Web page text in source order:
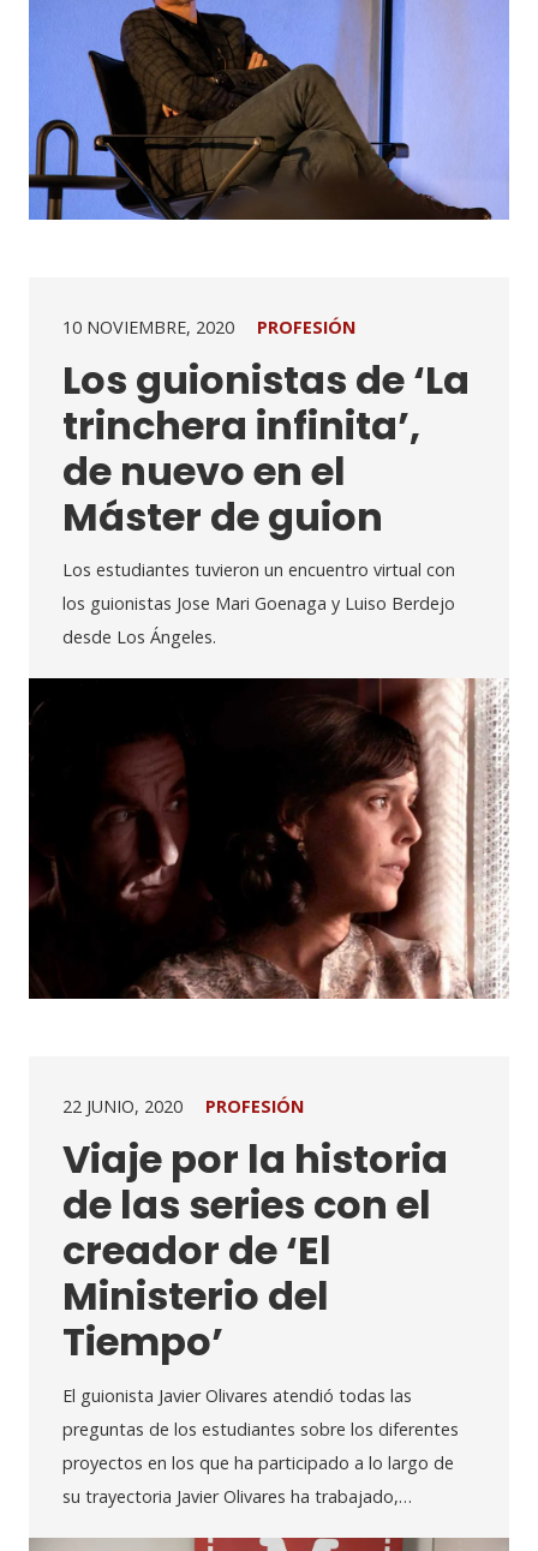
10 NOVIEMBRE, 2020 PROFESIÓN
Los guionistas de ‘La
trinchera infinita’,
de nuevo en el
Máster de guion
Los estudiantes tuvieron un encuentro virtual con
los guionistas Jose Mari Goenaga y Luiso Berdejo
desde Los Ángeles.
22 JUNIO, 2020 PROFESIÓN
Viaje por la historia
de las series con el
creador de ‘El
Ministerio del
Tiempo’
El guionista Javier Olivares atendió todas las
preguntas de los estudiantes sobre los diferentes
proyectos en los que ha participado a lo largo de
su trayectoria Javier Olivares ha trabajado,…